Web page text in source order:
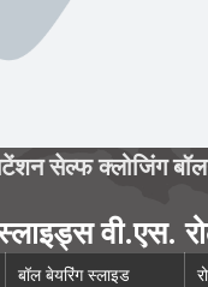
सेल्फ क्लोजिंग बॉल
वी.एस.
बॉल बेयरिंग स्लाइड